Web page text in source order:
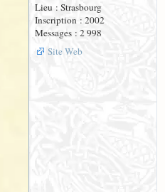
Lieu : Strasbourg
Inscription : 2002
Messages : 2 998
Site Web